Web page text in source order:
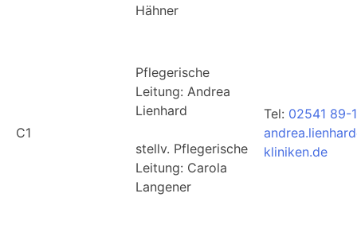
Hähner
C1
Pflegerische
Leitung: Andrea
Lienhard
stellv. Pflegerische
Leitung: Carola
Langener
Tel: 02541 89-
kliniken.de